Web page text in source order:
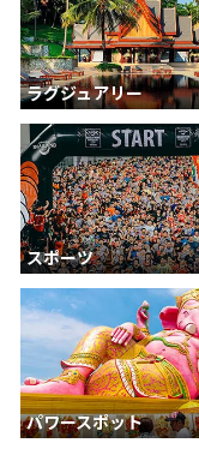
ラグジュアリー
スポーツ
パワースポット